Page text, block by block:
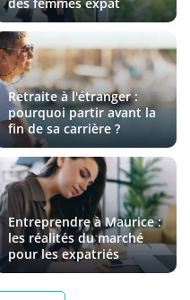
Retraite à l'étranger :
pourquoi partir avant la
fin de sa carrière ?
Entreprendre à Maurice :
les réalités du marché
pour les expatriés